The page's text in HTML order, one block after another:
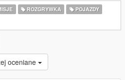
ROZGRYWKA
POJAZDY
oceniane